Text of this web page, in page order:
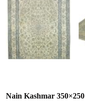
Nain Kashmar 350×250